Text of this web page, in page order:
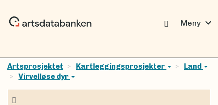
Meny expand_more
Artsprosjektet Kartleggingsprosjekter
Land
Virvelløse dyr